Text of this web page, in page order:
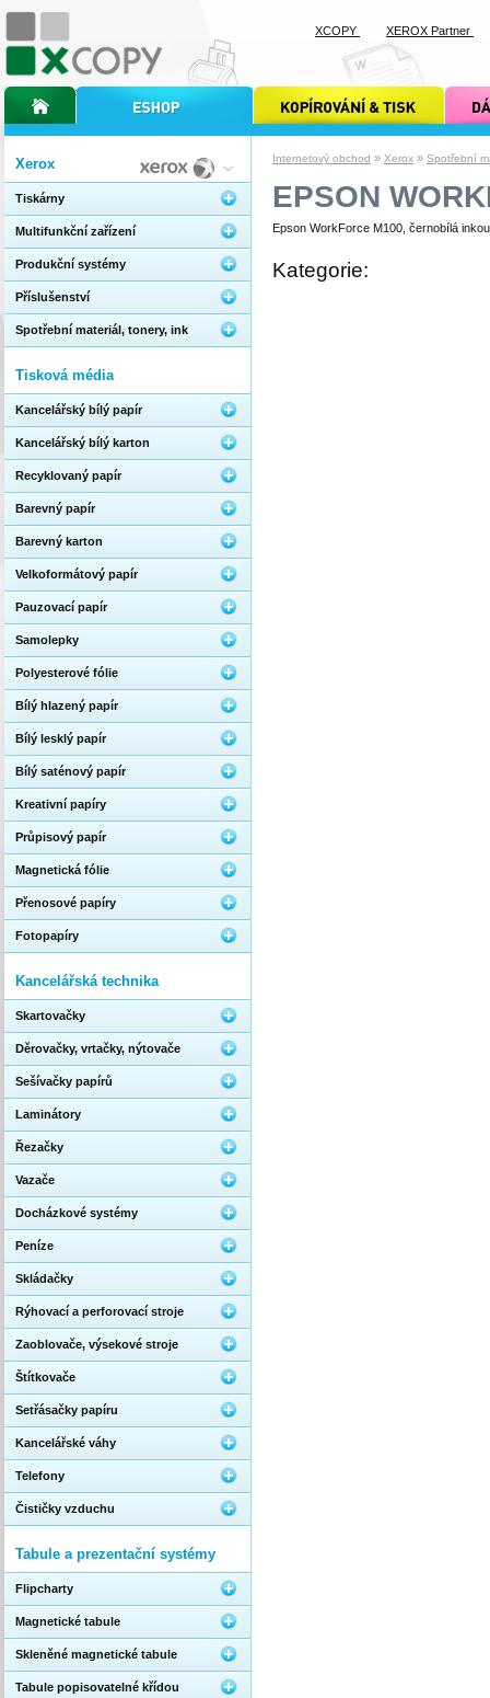
Internetový obchod » Xerox » Spotřební
EPSON
Epson WorkForce M100, černobílá
Kategorie:
Xerox
Tiskárny
Multifunkční zařízení
Produkční systémy
Příslušenství
Spotřební materiál, tonery, ink
Tisková média
Kancelářský bílý papír
Kancelářský bílý karton
Recyklovaný papír
Barevný papír
Barevný karton
Velkoformátový papír
Pauzovací papír
Samolepky
Polyesterové fólie
Bílý hlazený papír
Bílý lesklý papír
Bílý saténový papír
Kreativní papíry
Průpisový papír
Magnetická fólie
Přenosové papíry
Fotopapíry
Kancelářská technika
Skartovačky
Děrovačky, vrtačky, nýtovače
Sešívačky papírů
Laminátory
Řezačky
Vazače
Docházkové systémy
Peníze
Skládačky
Rýhovací a perforovací stroje
Zaoblovače, výsekové stroje
Štítkovače
Setřásačky papíru
Kancelářské váhy
Telefony
Čističky vzduchu
Tabule a prezentační systémy
Flipcharty
Magnetické tabule
Skleněné magnetické tabule
Tabule popisovatelné křídou
úvodní stránka xcopyinternetový obchod xcopy kopírování a tisk xcopy dárkové
XCOPY XEROX Partner